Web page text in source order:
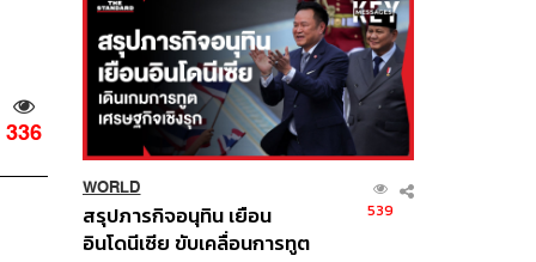
336
WORLD
สรุปภารกิจอนุทิน เยือน
อินโดนีเซีย ขับเคลื่อนการทูต
539